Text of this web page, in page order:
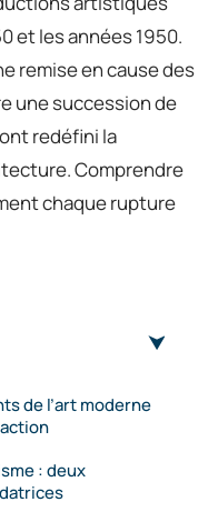
et les années 1950.
remise en cause des
une succession de
redéfini la
Comprendre
chaque rupture
de l’art moderne
: deux